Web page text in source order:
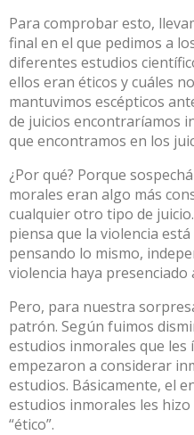
Para comprobar esto,
final en el que pedimos a
diferentes estudios
ellos eran éticos y cuáles
mantuvimos escépticos
de juicios encontraríamos
que encontramos en los
¿Por qué? Porque
morales eran algo más
cualquier otro tipo de
piensa que la violencia
pensando lo mismo,
violencia haya presenciado
Pero, para nuestra
patrón. Según fuimos
estudios inmorales que
empezaron a considerar
estudios. Básicamente, el
estudios inmorales les
“ético”.